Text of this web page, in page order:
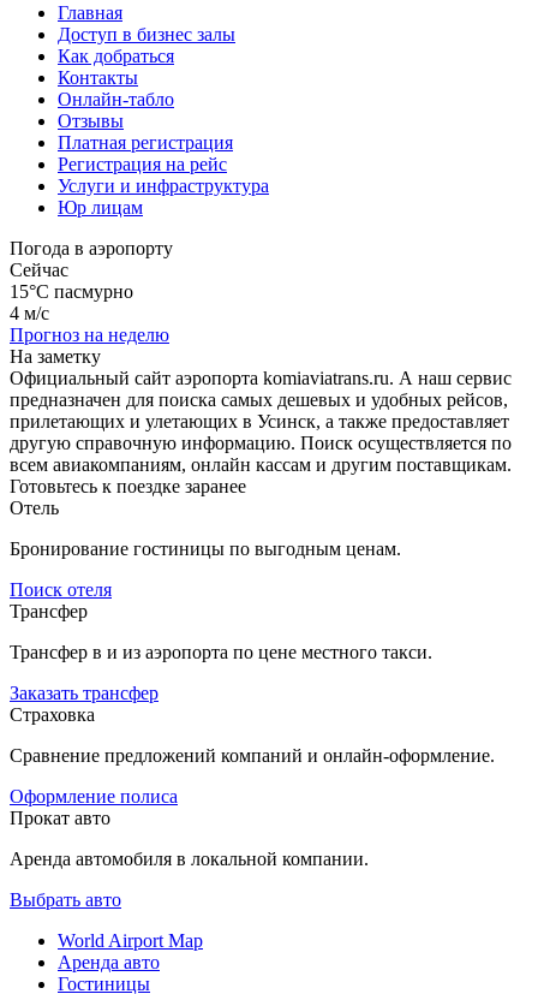
Главная
Доступ в бизнес залы
Как добраться
Контакты
Онлайн-табло
Отзывы
Платная регистрация
Регистрация на рейс
Услуги и инфраструктура
Юр лицам
Погода в аэропорту
Сейчас
15°C пасмурно
4 м/с
Прогноз на неделю
На заметку
Официальный сайт аэропорта komiaviatrans.ru. А наш сервис
предназначен для поиска самых дешевых и удобных рейсов,
прилетающих и улетающих в Усинск, а также предоставляет
другую справочную информацию. Поиск осуществляется по
всем авиакомпаниям, онлайн кассам и другим поставщикам.
Готовьтесь к поездке заранее
Отель
Бронирование гостиницы по выгодным ценам.
Поиск отеля
Трансфер
Трансфер в и из аэропорта по цене местного такси.
Заказать трансфер
Страховка
Сравнение предложений компаний и онлайн-оформление.
Оформление полиса
Прокат авто
Аренда автомобиля в локальной компании.
Выбрать авто
World Airport Map
Аренда авто
Гостиницы